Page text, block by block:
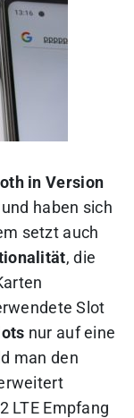
in Version
haben sich
setzt auch
, die
Slot
nur auf eine
man den
LTE Empfang